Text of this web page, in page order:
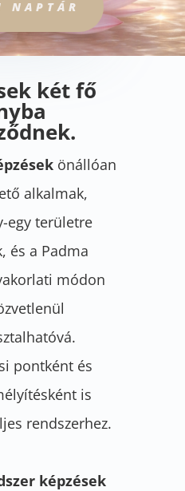
NAPTÁR
két fő
önállóan
alkalmak,
egy területre
és a Padma
módon
pontként és
is
rendszerhez.
képzések